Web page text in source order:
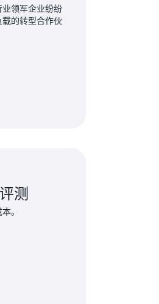
领军企业纷纷
载的转型合作伙
测
。